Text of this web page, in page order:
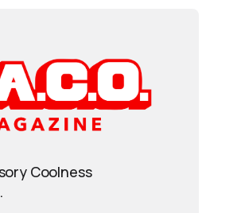
Coolness